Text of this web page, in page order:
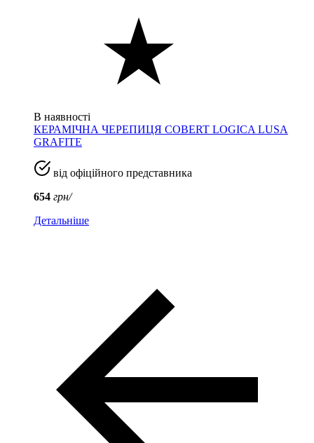
В наявності
КЕРАМІЧНА ЧЕРЕПИЦЯ COBERT LOGICA LUSA
GRAFITE
від офіційного представника
654 грн/
Детальніше